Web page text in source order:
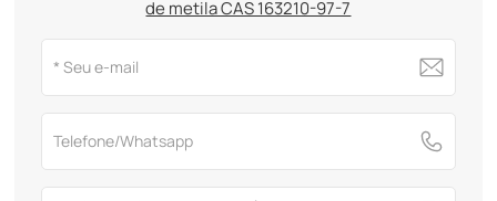
de metila CAS 163210-97-7